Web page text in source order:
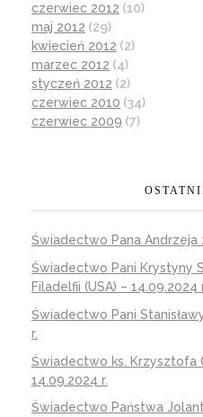
czerwiec 2012 (10)
maj 2012 (29)
kwiecień 2012 (2)
marzec 2012 (4)
styczeń 2012 (2)
czerwiec 2010 (34)
czerwiec 2009 (7)
Świadectwo Pana Andrzeja
Świadectwo Pani Krystyny
Filadelfii (USA) – 14.09.2024
Świadectwo Pani
r.
Świadectwo ks. Krzysztofa
14.09.2024 r.
Świadectwo Państwa